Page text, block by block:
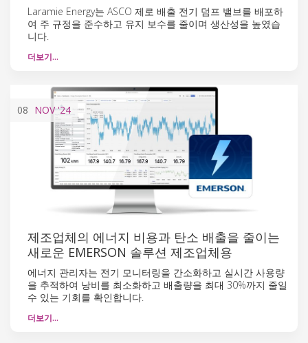
Laramie Energy는 ASCO 제로 배출 전기 덤프 밸브를 배포하
여 주 규정을 준수하고 유지 보수를 줄이며 생산성을 높였습
니다.
더보기…
08 NOV'24
제조업체의 에너지 비용과 탄소 배출을 줄이는
새로운 EMERSON 솔루션 제조업체용
에너지 관리자는 전기 모니터링을 간소화하고 실시간 사용량
을 추적하여 낭비를 최소화하고 배출량을 최대 30%까지 줄일
수 있는 기회를 확인합니다.
더보기…